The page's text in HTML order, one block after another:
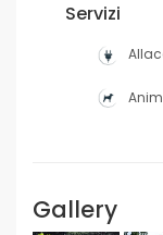
Servizi
Gallery